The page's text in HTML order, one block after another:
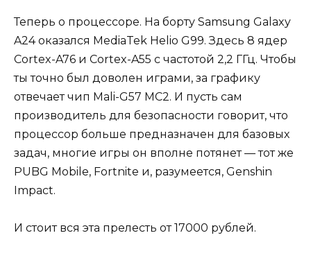
Теперь о процессоре. На борту Samsung Galaxy
A24 оказался MediaTek Helio G99. Здесь 8 ядер
Cortex-A76 и Cortex-A55 с частотой 2,2 ГГц. Чтобы
ты точно был доволен играми, за графику
отвечает чип Mali-G57 MC2. И пусть сам
производитель для безопасности говорит, что
процессор больше предназначен для базовых
задач, многие игры он вполне потянет — тот же
PUBG Mobile, Fortnite и, разумеется, Genshin
Impact.
И стоит вся эта прелесть от 17000 рублей.